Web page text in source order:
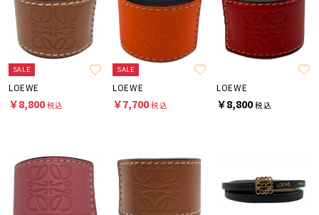
SALE
LOEWE
￥8,800税込
SALE
LOEWE
￥7,700税込
LOEWE
￥8,800税込